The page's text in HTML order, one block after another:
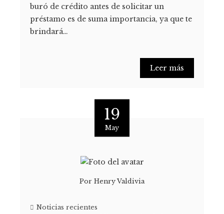
buró de crédito antes de solicitar un
préstamo es de suma importancia, ya que te
brindará…
Leer más
19
May
Por Henry Valdivia
Noticias recientes